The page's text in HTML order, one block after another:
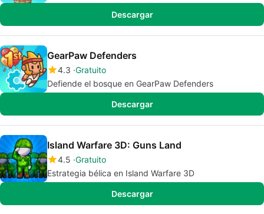
Descargar
GearPaw Defenders
4.3 Gratuito
Defiende el bosque en GearPaw Defenders
Descargar
Island Warfare 3D: Guns Land
4.5 Gratuito
Estrategia bélica en Island Warfare 3D
Descargar